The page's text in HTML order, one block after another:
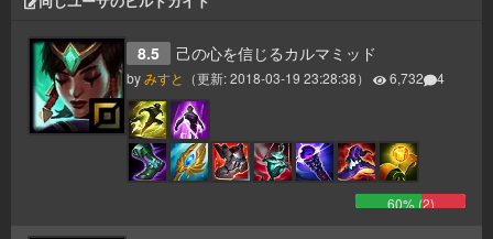
8.5 己の心を信じるカルマミッド
byみすと （更新:2018-03-19 23:28:38） 6,732 4
60% (2)